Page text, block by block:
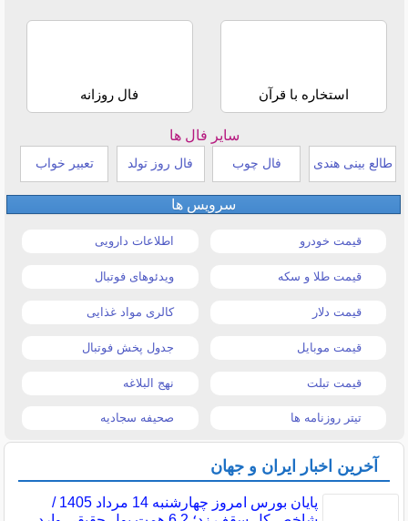
استخاره با قرآن فال روزانه
سایر فال ها
طالع بینی هندی فال چوب فال روز تولد تعبیر خواب
سرویس ها
قیمت خودرو اطلاعات دارویی
قیمت طلا و سکه ویدئوهای فوتبال
قیمت دلار کالری مواد غذایی
قیمت موبایل جدول پخش فوتبال
قیمت تبلت نهج البلاغه
تیتر روزنامه ها صحیفه سجادیه
آخرین اخبار ایران و جهان
پایان بورس امروز چهارشنبه 14 مرداد 1405 /